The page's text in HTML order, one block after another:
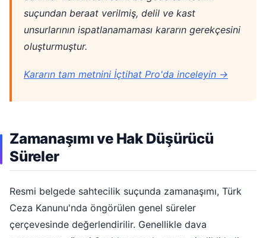
suçundan beraat verilmiş, delil ve kast
unsurlarının ispatlanamaması kararın gerekçesini
oluşturmuştur.
Kararın tam metnini İçtihat Pro'da inceleyin →
Zamanaşımı ve Hak Düşürücü
Süreler
Resmi belgede sahtecilik suçunda zamanaşımı, Türk
Ceza Kanunu'nda öngörülen genel süreler
çerçevesinde değerlendirilir. Genellikle dava